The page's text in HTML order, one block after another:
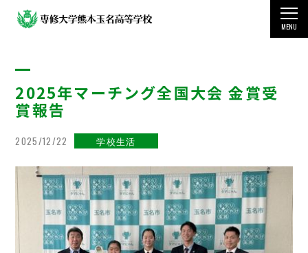
MENU
学校案内
学生生活
受験をお考えの方
2025年マーチング全国大会 金賞受
賞報告
2025/12/22 学校生活